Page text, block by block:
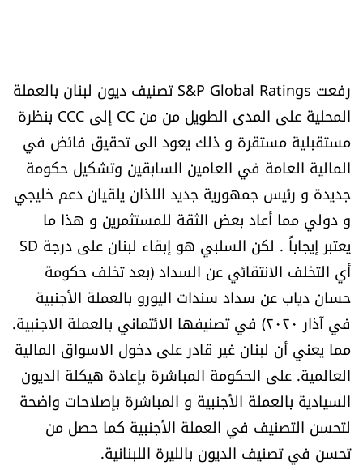
رفعت S&P Global Ratings تصنيف ديون لبنان بالعملة
المحلية على المدى الطويل من من CC إلى CCC بنظرة
مستقبلية مستقرة و ذلك يعود الى تحقيق فائض في
المالية العامة في العامين السابقين وتشكيل حكومة
جديدة و رئيس جمهورية جديد اللذان يلقيان دعم خليجي
و دولي مما أعاد بعض الثقة للمستثمرين و هذا ما
يعتبر إيجاباً . لكن السلبي هو إبقاء لبنان على درجة SD
أي التخلف الانتقائي عن السداد (بعد تخلف حكومة
حسان دياب عن سداد سندات اليورو بالعملة الأجنبية
في آذار ٢٠٢٠) في تصنيفها الائتماني بالعملة الاجنبية.
مما يعني أن لبنان غير قادر على دخول الاسواق المالية
العالمية. على الحكومة المباشرة بإعادة هيكلة الديون
السيادية بالعملة الأجنبية و المباشرة بإصلاحات واضحة
لتحسن التصنيف في العملة الأجنبية كما حصل من
تحسن في تصنيف الديون بالليرة اللبنانية.